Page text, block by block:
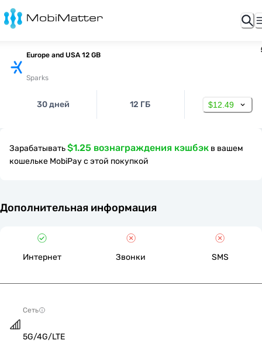
Europe and USA 12 GB
Sparks
30 дней 12 ГБ $12.49
Зарабатывать$1.25 вознаграждения кэшбэк в вашем
кошельке MobiPay с этой покупкой
Дополнительная информация
Интернет Звонки SMS
Сеть
5G/4G/LTE